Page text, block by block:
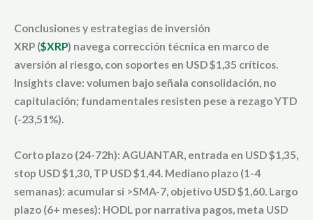
Conclusiones y estrategias de inversión
XRP ($XRP) navega corrección técnica en marco de
aversión al riesgo, con soportes en USD $1,35 críticos.
Insights clave: volumen bajo señala consolidación, no
capitulación; fundamentales resisten pese a rezago YTD
(-23,51%).
Corto plazo (24-72h): AGUANTAR, entrada en USD $1,35,
stop USD $1,30, TP USD $1,44. Mediano plazo (1-4
semanas): acumular si >SMA-7, objetivo USD $1,60. Largo
plazo (6+ meses): HODL por narrativa pagos, meta USD